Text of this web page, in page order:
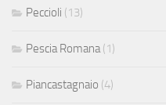
Peccioli (13)
Pescia Romana (1)
Piancastagnaio (4)